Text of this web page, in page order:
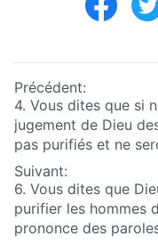
Précédent:
4. Vous dites que si
jugement de Dieu
pas purifiés et ne
le royaume de Dieu.
si nous sommes
liés par la chair, la
instant, en un clin
trompette sonnera,
Suivant:
6. Vous dites que
purifier les hommes
prononce des